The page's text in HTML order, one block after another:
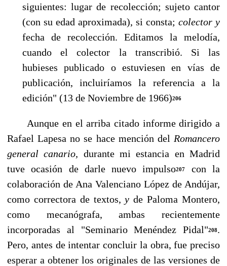
siguientes: lugar de recolección; sujeto cantor
(con su edad apro­ximada), si consta; colector y
fecha de recolección. Editamos la melodía,
cuando el colector la transcribió. Si las
hubieses publicado o estuviesen en vías de
publicación, incluiríamos la re­ferencia a la
edición" (13 de Noviembre de 1966)206
Aunque en el arriba citado informe dirigido a
Rafael Lapesa no se hace mención del Roman­cero
general canario, durante mi estancia en Madrid
tuve ocasión de darle nuevo impulso207
con la
colaboración de Ana Valenciano López de Andújar,
como correctora de textos,yde Paloma Montero,
como mecanógrafa, ambas recientemente
incorporadas al "Seminario Menéndez Pi­dal"208.
Pero, antes de intentar concluir la obra, fue preciso
esperar a obtener los originales de las versiones de